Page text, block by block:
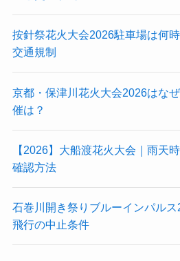
按針祭花火大会2026駐車場は何
交通規制
京都・保津川花火大会2026はな
催は？
【2026】大船渡花火大会｜雨天
確認方法
石巻川開き祭りブルーインパル
飛行の中止条件